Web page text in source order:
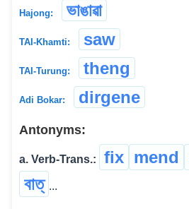
Hajong: ভাঙাৱা
TAI-Khamti: saw
TAI-Turung: theng
Adi Bokar: dirgene
Antonyms:
a. Verb-Trans.: fix mend
বাত্ ...